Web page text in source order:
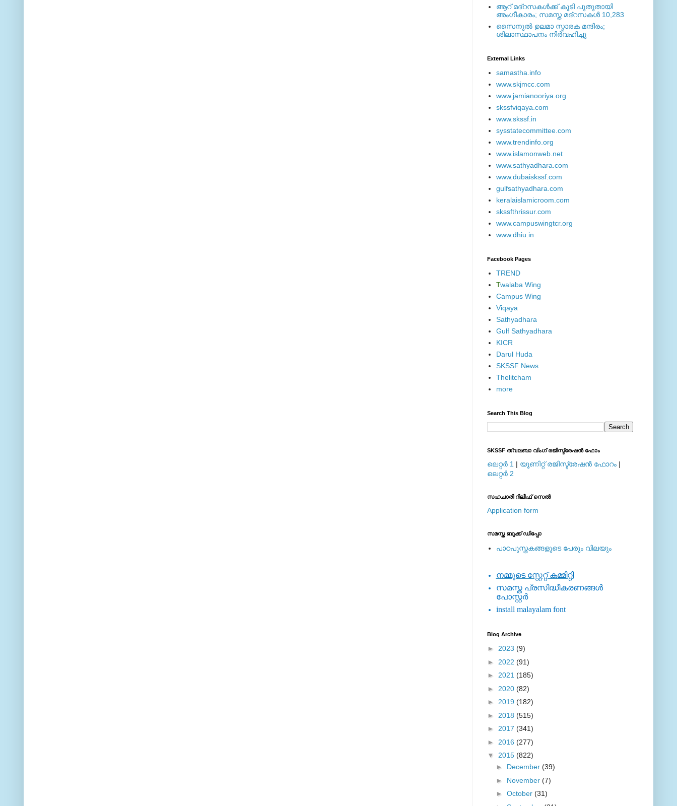
ആറ് മദ്റസകള്‍ക്ക് കൂടി പുതുതായി
അംഗീകാരം; സമസ്ത മദ്റസകള്‍ 10,283
സൈനുല്‍ ഉലമാ സ്മാരക മന്ദിരം;
ശിലാസ്ഥാപനം നിര്‍വഹിച്ചു
External ‎Links
samastha.info
www.skjmcc.com
www.jamianooriya.org
skssfviqaya.com
www.skssf.in
sysstatecommittee.com
www.trendinfo.org
www.islamonweb.net
www.sathyadhara.com
www.dubaiskssf.com
gulfsathyadhara.com
keralaislamicroom.com
skssfthrissur.com
www.campuswingtcr.org
www.dhiu.in
Facebook Pages
TREND
Twalaba Wing
Campus Wing
Viqaya
Sathyadhara
Gulf Sathyadhara
KICR
Darul Huda
SKSSF News
Thelitcham
more
Search This Blog
SKSSF ത്വലബാ വിംഗ് രജിസ്ട്രേഷന്‍ ഫോം
ലെറ്റര്‍ 1 | യൂണിറ്റ് രജിസ്ട്രേഷന്‍ ഫോറം |
ലെറ്റര്‍ 2
സഹചാരി റിലീഫ് സെല്‍
Application form
സമസ്ത ബുക്ക് ഡിപ്പോ
പാഠപുസ്തകങ്ങളുടെ പേരും വിലയും
നമ്മുടെ സ്റ്റേറ്റ് കമ്മിറ്റി
സമസ്ത പ്രസിദ്ധീകരണങ്ങള്‍
പോസ്റ്റര്‍
install malayalam font
Blog Archive
► 2023 (9)
► 2022 (91)
► 2021 (185)
► 2020 (82)
► 2019 (182)
► 2018 (515)
► 2017 (341)
► 2016 (277)
▼ 2015 (822)
► December (39)
► November (7)
► October (31)